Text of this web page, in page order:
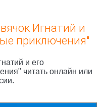
Игнатий и
приключения"
и его
читать онлайн или